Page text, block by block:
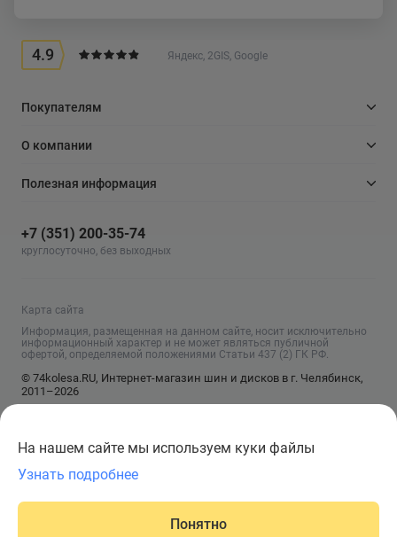
4.9 Яндекс, 2GIS, Google
Покупателям
О компании
Полезная информация
+7 (351) 200-35-74
круглосуточно, без выходных
Карта сайта
Информация, размещенная на данном сайте, носит исключительно
информационный характер и не может являться публичной
офертой, определяемой положениями Статьи 437 (2) ГК РФ.
© 74kolesa.RU, Интернет-магазин шин и дисков в г. Челябинск,
2011–2026
На нашем сайте мы используем куки файлы
Узнать подробнее
Понятно